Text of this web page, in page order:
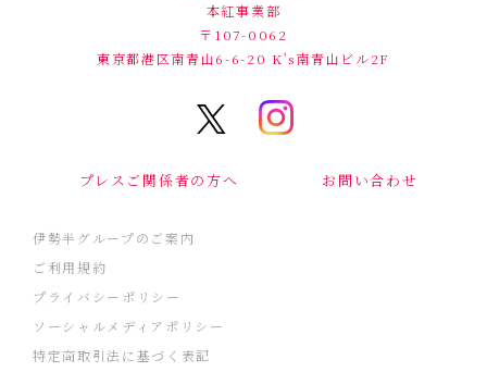
本紅事業部
〒107-0062
東京都港区南青山6-6-20 K's南青山ビル2F
プレスご関係者の方へ お問い合わせ
伊勢半グループのご案内
ご利用規約
プライバシーポリシー
ソーシャルメディアポリシー
特定商取引法に基づく表記